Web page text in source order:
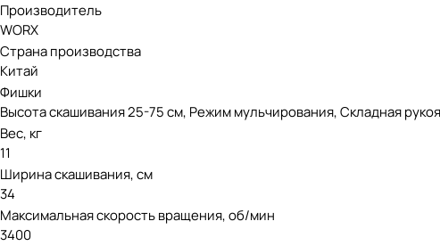
Производитель
WORX
Страна производства
Китай
Фишки
Высота скашивания 25-75 см, Режим мульчирования, Складная
Вес, кг
11
Ширина скашивания, см
34
Максимальная скорость вращения, об/мин
3400